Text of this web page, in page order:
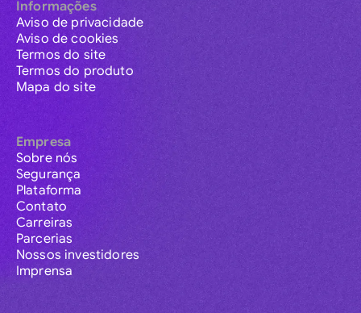
Informações
Aviso de privacidade
Aviso de cookies
Termos do site
Termos do produto
Mapa do site
Empresa
Sobre nós
Segurança
Plataforma
Contato
Carreiras
Parcerias
Nossos investidores
Imprensa